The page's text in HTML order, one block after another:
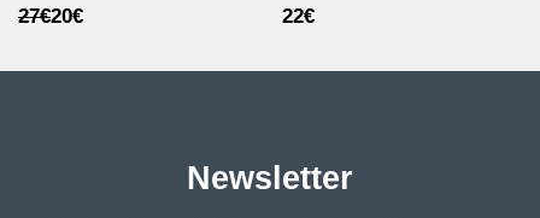
27€
Ursprünglicher
27€
20€
Aktueller
20€.
22€
Newsletter